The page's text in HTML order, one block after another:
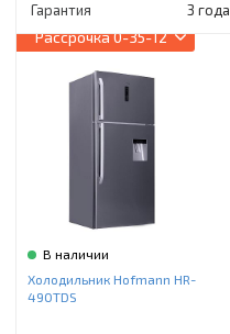
Гарантия 3 года
Рассрочка0-35-12
В наличии
Холодильник Hofmann HR-
490TDS